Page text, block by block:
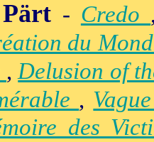
Pärt - Credo
du
,Delusion of
,
des